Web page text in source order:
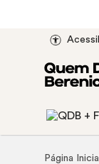
Página Inicial